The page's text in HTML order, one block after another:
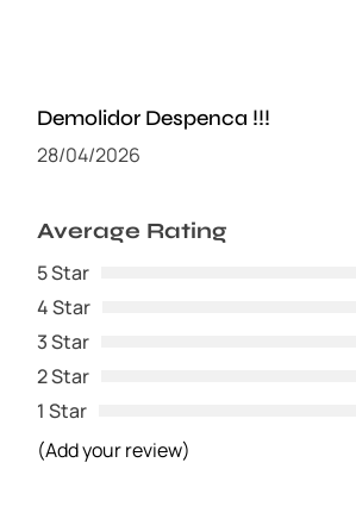
Demolidor Despenca !!!
28/04/2026
Average Rating
5 Star
4 Star
3 Star
2 Star
1 Star
(Add your review)